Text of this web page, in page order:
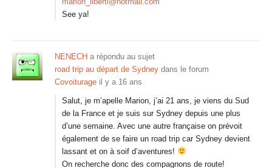
See ya!
NENECH a répondu au sujet
road trip au départ de Sydney dans le forum
Covoiturage il y a 16 ans
Salut, je m’apelle Marion, j’ai 21 ans, je viens du Sud
de la France et je suis sur Sydney depuis une plus
d’une semaine. Avec une autre française on prévoit
également de se faire un road trip car Sydney devient
lassant et on à soif d’aventures!
On recherche donc des compagnons de route!